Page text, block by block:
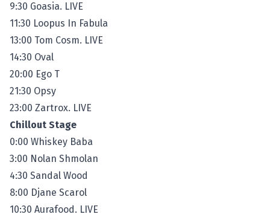
9:30 Goasia. LIVE
11:30 Loopus In Fabula
13:00 Tom Cosm. LIVE
14:30 Oval
20:00 Ego T
21:30 Opsy
23:00 Zartrox. LIVE
Chillout Stage
0:00 Whiskey Baba
3:00 Nolan Shmolan
4:30 Sandal Wood
8:00 Djane Scarol
10:30 Aurafood. LIVE